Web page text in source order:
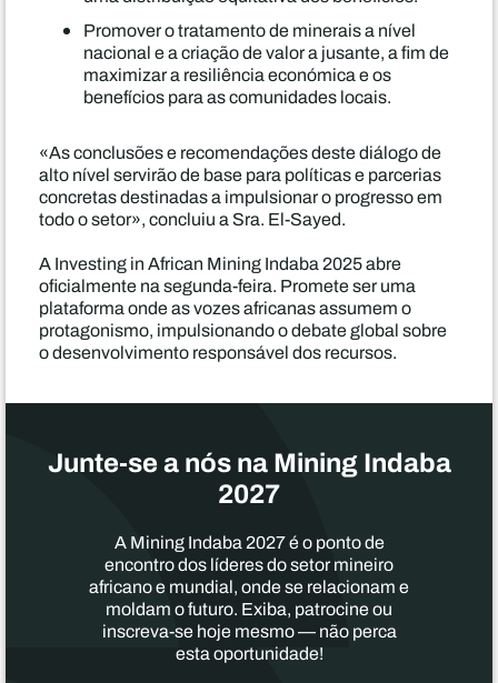
Promover o tratamento de minerais a nível
nacional e a criação de valor a jusante, a fim de
maximizar a resiliência económica e os
benefícios para as comunidades locais.
«As conclusões e recomendações deste diálogo de
alto nível servirão de base para políticas e parcerias
concretas destinadas a impulsionar o progresso em
todo o setor», concluiu a Sra. El-Sayed.
A Investing in African Mining Indaba 2025 abre
oficialmente na segunda-feira. Promete ser uma
plataforma onde as vozes africanas assumem o
protagonismo, impulsionando o debate global sobre
o desenvolvimento responsável dos recursos.
Junte-se a nós na Mining Indaba
2027
A Mining Indaba 2027 é o ponto de
encontro dos líderes do setor mineiro
africano e mundial, onde se relacionam e
moldam o futuro. Exiba, patrocine ou
inscreva-se hoje mesmo — não perca
esta oportunidade!